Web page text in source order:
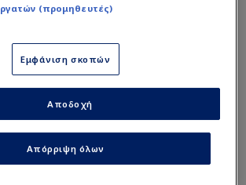
(προμηθευτές)
Εμφάνιση σκοπών
Απόρριψη όλων
Αποδοχή